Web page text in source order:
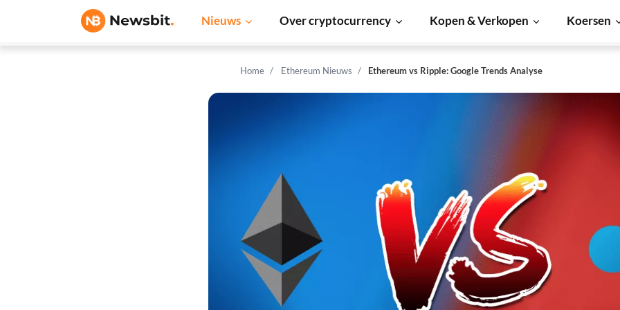
Nieuws Over cryptocurrency Kopen & Verkopen Koersen
Home Ethereum Nieuws Ethereum vs Ripple: Google Trends Analyse